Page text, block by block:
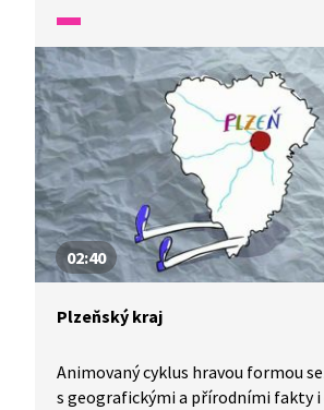
02:40
Plzeňský kraj
Animovaný cyklus hravou formou
s geografickými a přírodními fakty